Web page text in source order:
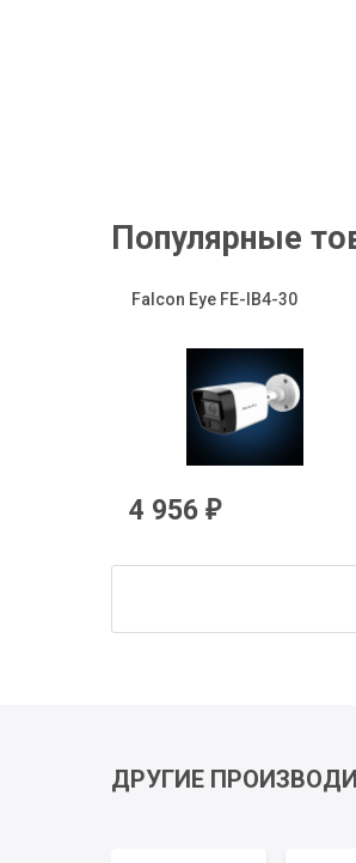
Популярные
Falcon Eye FE-IB4-30
4 956 ₽
ДРУГИЕ